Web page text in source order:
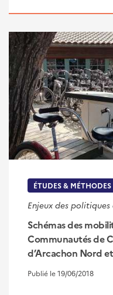
ÉTUDES & MÉTHODES
Enjeux des
Schémas des
Communautés de
d’Arcachon Nord
Publié le 19/06/2018